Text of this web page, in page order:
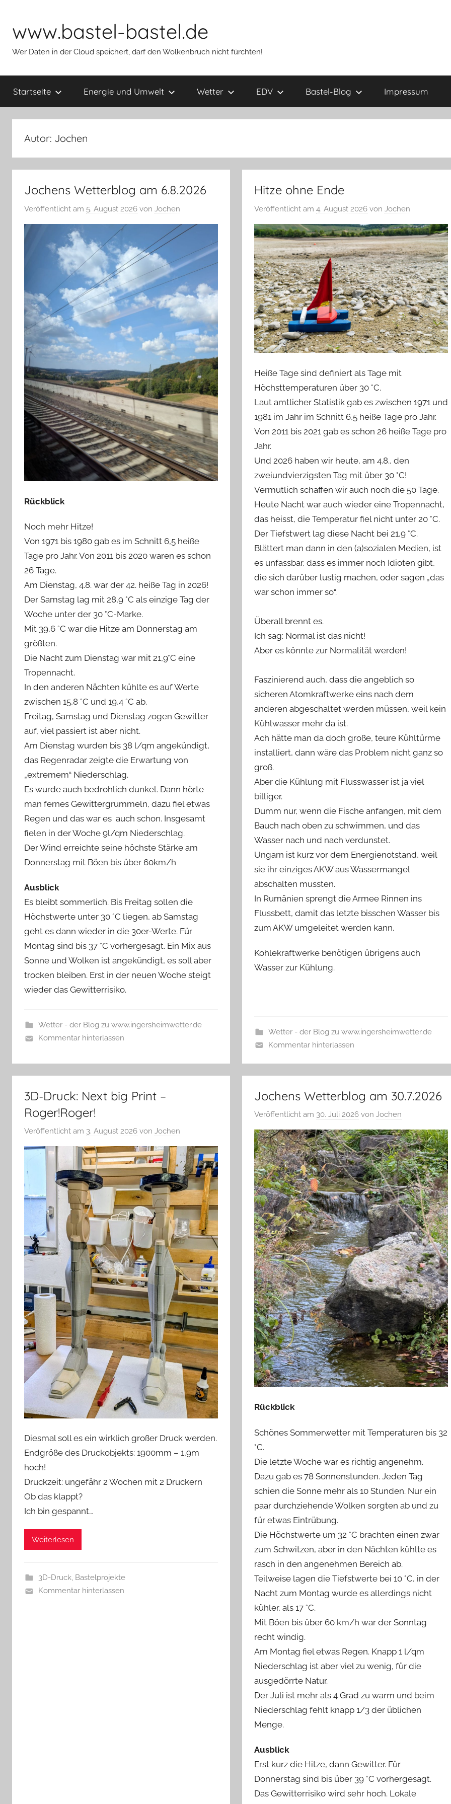
springen
www.bastel-bastel.de
Wer Daten in der Cloud speichert, darf den Wolkenbruch nicht fürchten!
Startseite Energie und Umwelt Wetter EDV Bastel-Blog Impressum
Autor: Jochen
Jochens Wetterblog am 6.8.2026
Veröffentlicht am 5. August 2026 von Jochen
Rückblick
Noch mehr Hitze!
Von 1971 bis 1980 gab es im Schnitt 6,5 heiße
Tage pro Jahr. Von 2011 bis 2020 waren es schon
26 Tage.
Am Dienstag, 4.8. war der 42. heiße Tag in 2026!
Der Samstag lag mit 28,9 °C als einzige Tag der
Woche unter der 30 °C-Marke.
Mit 39,6 °C war die Hitze am Donnerstag am
größten.
Die Nacht zum Dienstag war mit 21,9°C eine
Tropennacht.
In den anderen Nächten kühlte es auf Werte
zwischen 15,8 °C und 19,4 °C ab.
Freitag, Samstag und Dienstag zogen Gewitter
auf, viel passiert ist aber nicht.
Am Dienstag wurden bis 38 l/qm angekündigt,
das Regenradar zeigte die Erwartung von
„extremem“ Niederschlag.
Es wurde auch bedrohlich dunkel. Dann hörte
man fernes Gewittergrummeln, dazu fiel etwas
Regen und das war es auch schon. Insgesamt
fielen in der Woche 9l/qm Niederschlag.
Der Wind erreichte seine höchste Stärke am
Donnerstag mit Böen bis über 60km/h
Ausblick
Es bleibt sommerlich. Bis Freitag sollen die
Höchstwerte unter 30 °C liegen, ab Samstag
geht es dann wieder in die 30er-Werte. Für
Montag sind bis 37 °C vorhergesagt. Ein Mix aus
Sonne und Wolken ist angekündigt, es soll aber
trocken bleiben. Erst in der neuen Woche steigt
wieder das Gewitterrisiko.
Wetter - der Blog zu www.ingersheimwetter.de
Kommentar hinterlassen
Hitze ohne Ende
Veröffentlicht am4. August 2026 vonJochen
Heiße Tage sind definiert als Tage mit
Höchsttemperaturen über 30 °C.
Laut amtlicher Statistik gab es zwischen 1971 und
1981 im Jahr im Schnitt 6,5 heiße Tage pro Jahr.
Von 2011 bis 2021 gab es schon 26 heiße Tage pro
Jahr.
Und 2026 haben wir heute, am 4.8., den
zweiundvierzigsten Tag mit über 30 °C!
Vermutlich schaffen wir auch noch die 50 Tage.
Heute Nacht war auch wieder eine Tropennacht,
das heisst, die Temperatur fiel nicht unter 20 °C.
Der Tiefstwert lag diese Nacht bei 21,9 °C.
Blättert man dann in den (a)sozialen Medien, ist
es unfassbar, dass es immer noch Idioten gibt,
die sich darüber lustig machen, oder sagen „das
war schon immer so“.
Überall brennt es.
Ich sag: Normal ist das nicht!
Aber es könnte zur Normalität werden!
Faszinierend auch, dass die angeblich so
sicheren Atomkraftwerke eins nach dem
anderen abgeschaltet werden müssen, weil kein
Kühlwasser mehr da ist.
Ach hätte man da doch große, teure Kühltürme
installiert, dann wäre das Problem nicht ganz so
groß.
Aber die Kühlung mit Flusswasser ist ja viel
billiger.
Dumm nur, wenn die Fische anfangen, mit dem
Bauch nach oben zu schwimmen, und das
Wasser nach und nach verdunstet.
Ungarn ist kurz vor dem Energienotstand, weil
sie ihr einziges AKW aus Wassermangel
abschalten mussten.
In Rumänien sprengt die Armee Rinnen ins
Flussbett, damit das letzte bisschen Wasser bis
zum AKW umgeleitet werden kann.
Kohlekraftwerke benötigen übrigens auch
Wasser zur Kühlung.
Wetter - der Blog zu www.ingersheimwetter.de
Kommentar hinterlassen
3D-Druck: Next big Print –
Roger!Roger!
Veröffentlicht am 3. August 2026 von Jochen
Diesmal soll es ein wirklich großer Druck werden.
Endgröße des Druckobjekts: 1900mm – 1,9m
hoch!
Druckzeit: ungefähr 2 Wochen mit 2 Druckern
Ob das klappt?
Ich bin gespannt…
Weiterlesen
3D-Druck, Bastelprojekte
Kommentar hinterlassen
Jochens Wetterblog am 30.7.2026
Veröffentlicht am 30. Juli 2026 vonJochen
Rückblick
Schönes Sommerwetter mit Temperaturen bis 32
°C.
Die letzte Woche war es richtig angenehm.
Dazu gab es 78 Sonnenstunden. Jeden Tag
schien die Sonne mehr als 10 Stunden. Nur ein
paar durchziehende Wolken sorgten ab und zu
für etwas Eintrübung.
Die Höchstwerte um 32 °C brachten einen zwar
zum Schwitzen, aber in den Nächten kühlte es
rasch in den angenehmen Bereich ab.
Teilweise lagen die Tiefstwerte bei 10 °C, in der
Nacht zum Montag wurde es allerdings nicht
kühler, als 17 °C.
Mit Böen bis über 60 km/h war der Sonntag
recht windig.
Am Montag fiel etwas Regen. Knapp 1 l/qm
Niederschlag ist aber viel zu wenig, für die
ausgedörrte Natur.
Der Juli ist mehr als 4 Grad zu warm und beim
Niederschlag fehlt knapp 1/3 der üblichen
Menge.
Ausblick
Erst kurz die Hitze, dann Gewitter. Für
Donnerstag sind bis über 39 °C vorhergesagt.
Das Gewitterrisiko wird sehr hoch. Lokale